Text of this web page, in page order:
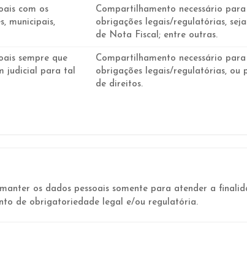
com os
municipais,
Compartilhamento necessário
obrigações legais/regulatórias,
de Nota Fiscal; entre outras.
sempre que
judicial para tal
Compartilhamento necessário
obrigações legais/regulatórias, ou
de direitos.
os dados pessoais somente para atender a
de obrigatoriedade legal e/ou regulatória.